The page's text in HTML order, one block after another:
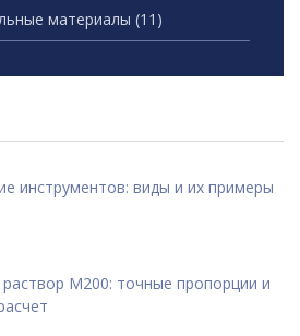
материалы (11)
инструментов: виды и их примеры
раствор М200: точные пропорции и